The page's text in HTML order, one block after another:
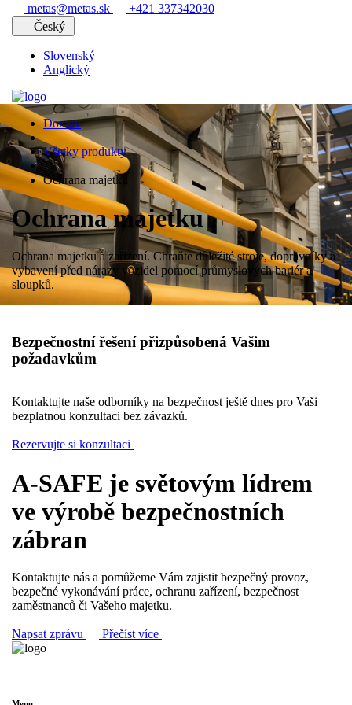
metas@metas.sk
+421 337342030
Český
Slovenský
Anglický
Domov
Všetky produkty
Ochrana majetku
Ochrana majetku
Ochrana majetku a zařízení. Chraňte důležité stroje, dopravníky a
vybavení před nárazy vozidel pomocí průmyslových bariér a
sloupků.
Bezpečnostní řešení přizpůsobená Vašim
požadavkům
Kontaktujte naše odborníky na bezpečnost ještě dnes pro Vaši
bezplatnou konzultaci bez závazků.
Rezervujte si konzultaci
A-SAFE je světovým lídrem
ve výrobě bezpečnostních
zábran
Kontaktujte nás a pomůžeme Vám zajistit bezpečný provoz,
bezpečné vykonávání práce, ochranu zařízení, bezpečnost
zaměstnanců či Vašeho majetku.
Napsat zprávu Přečíst více